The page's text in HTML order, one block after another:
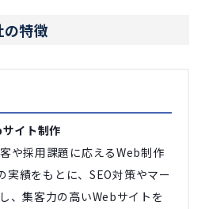
の特徴
イト制作
や採用課題に応えるWeb制作
実績をもとに、SEO対策やマー
、集客力の高いWebサイトを